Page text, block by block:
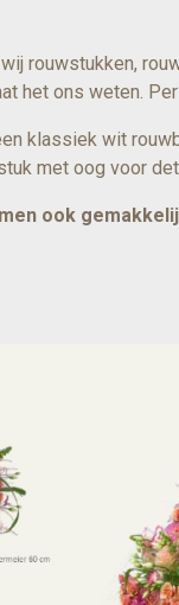
rouwstukken,
het ons weten.
klassiek wit
met oog voor
ook